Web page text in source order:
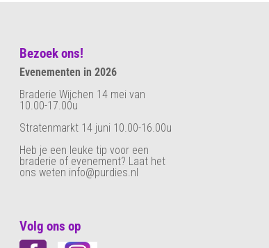
Bezoek ons!
Evenementen in 2026
Braderie Wijchen 14 mei van
10.00-17.00u
Stratenmarkt 14 juni 10.00-16.00u
Heb je een leuke tip voor een
braderie of evenement? Laat het
ons weten info@purdies.nl
Volg ons op